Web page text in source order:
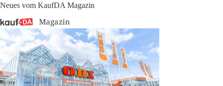
Neues vom KaufDA Magazin